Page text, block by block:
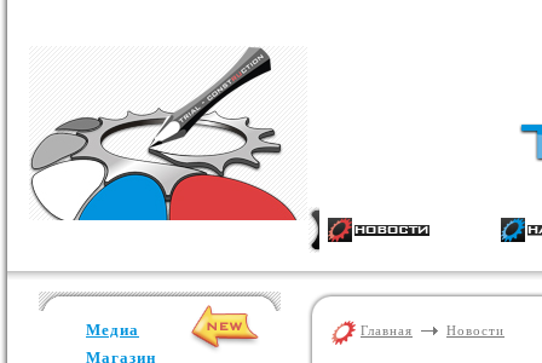
Медиа
Магазин
Главная Новости